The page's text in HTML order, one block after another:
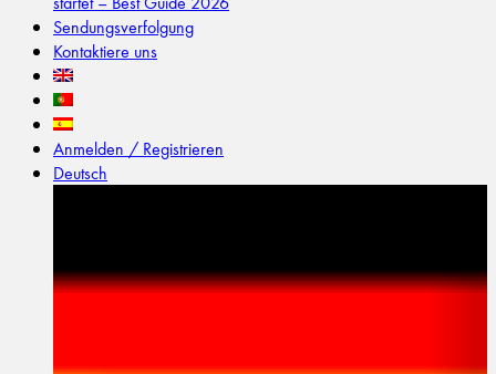
Sendungsverfolgung
Kontaktiere uns
Anmelden / Registrieren
Deutsch